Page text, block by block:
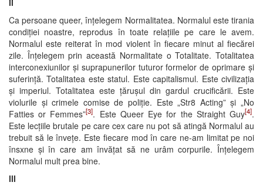
Ca persoane queer, înțelegem Normalitatea. Normalul este tirania
condiției noastre, reprodus în toate relațiile pe care le avem.
Normalul este reiterat în mod violent în fiecare minut al fiecărei
zile. Înțelegem prin această Normalitate o Totalitate. Totalitatea
interconexiunilor și suprapunerilor tuturor formelor de oprimare și
suferință. Totalitatea este statul. Este capitalismul. Este civilizația
și imperiul. Totalitatea este țărușul din gardul crucificării. Este
violurile și crimele comise de poliție. Este „Str8 Acting” și „No
Fatties or Femmes”[3]. Este Queer Eye for the Straight Guy[4].
Este lecțiile brutale pe care cex care nu pot să atingă Normalul au
trebuit să le învețe. Este fiecare mod în care ne-am limitat pe noi
însxne și în care am învățat să ne urâm corpurile. Înțelegem
Normalul mult prea bine.
III